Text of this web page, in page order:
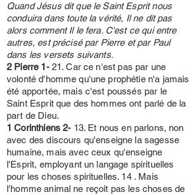
Quand Jésus dit que le Saint Esprit nous
conduira dans toute la vérité, Il ne dit pas
alors comment Il le fera. C'est ce qui entre
autres, est précisé par Pierre et par Paul
dans les versets suivants.
2 Pierre 1- 21. Car ce n'est pas par une
volonté d'homme qu'une prophétie n'a jamais
été apportée, mais c'est poussés par le
Saint Esprit que des hommes ont parlé de la
part de Dieu.
1 Corinthiens 2- 13. Et nous en parlons, non
avec des discours qu'enseigne la sagesse
humaine, mais avec ceux qu'enseigne
l'Esprit, employant un langage spirituelles
pour les choses spirituelles. 14 . Mais
l'homme animal ne reçoit pas les choses de